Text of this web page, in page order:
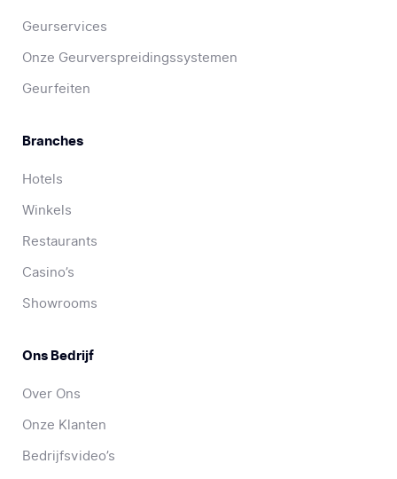
Geurservices
Onze Geurverspreidingssystemen
Geurfeiten
Branches
Hotels
Winkels
Restaurants
Casino’s
Showrooms
Ons Bedrijf
Over Ons
Onze Klanten
Bedrijfsvideo’s